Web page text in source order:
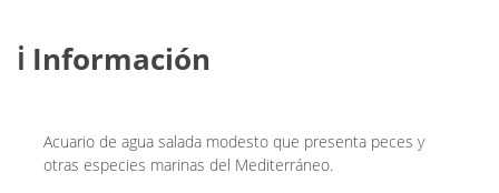
ℹ️ Información
Acuario de agua salada modesto que presenta peces y
otras especies marinas del Mediterráneo.